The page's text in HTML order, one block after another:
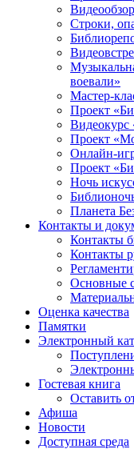
Строки,
воевали»
Мастер-
Проект
Видеокурс
Проект
Онлайн-
Проект
Ночь
Планета
Контакты и
Контакты
Контакты
Основные
Оценка качества
Памятки
Электронный
Гостевая книга
Оставить
Афиша
Новости
Доступная среда